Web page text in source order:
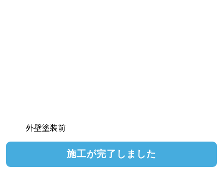
外壁塗装前
施工が完了しました